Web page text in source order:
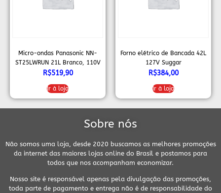
Micro-ondas Panasonic NN-
ST25LWRUN 21L Branco, 110V
R$519,90
Ir à loja
Forno elétrico de Bancada 42L
127V Suggar
R$384,00
Ir à loja
Sobre nós
Não somos uma loja, desde 2020 buscamos as melhores promoções
da internet das maiores lojas online do Brasil e postamos para
todos que nos acompanham economizar.
Nosso site é responsável apenas pela divulgação das promoções,
toda parte de pagamento e entrega não é de responsabilidade do